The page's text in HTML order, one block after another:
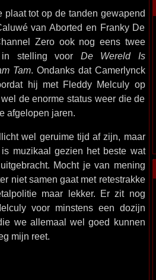
plaat tot op de tanden gewapend
van Aborted en Franky De
Zero ook nog eens twee
in stelling voor De Wereld Is
Tam. Ondanks dat Camerlynck
hij met Fleddy Melculy op
de enorme status weer die de
afgelopen jaren.
wel geruime tijd af zijn, maar
is muzikaal gezien het beste wat
Mocht je van mening
niet samen gaat met retestrakke
maar lekker. Er zit nog
voor minstens een dozijn
we allemaal wel goed kunnen
mijn reet.